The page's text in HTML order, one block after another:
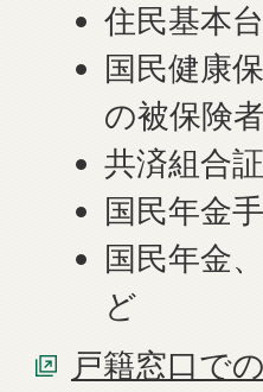
住民基本
国民健康
の被保険
共済組合証
国民年金
国民年金
ど
戸籍窓口で